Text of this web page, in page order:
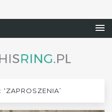
: ‘ZAPROSZENIA’